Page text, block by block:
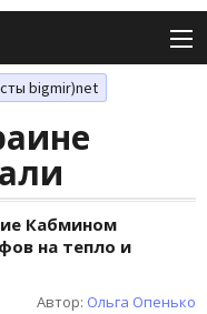
bigmir)net
Кабмином
на тепло и
Автор: Ольга Опенько